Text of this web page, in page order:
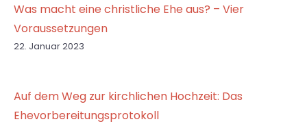
Was macht eine christliche Ehe aus? – Vier
Voraussetzungen
22. Januar 2023
Auf dem Weg zur kirchlichen Hochzeit: Das
Ehevorbereitungsprotokoll